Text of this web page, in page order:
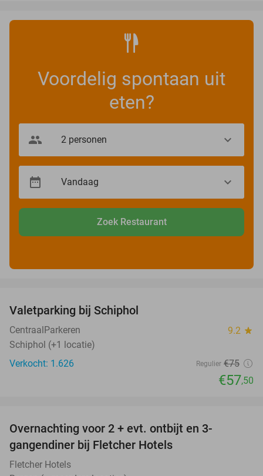
Voordelig spontaan uit
eten?
Zoek Restaurant
Valetparking bij Schiphol
CentraalParkeren 9.2 star
Schiphol (+1 locatie)
Verkocht: 1.626
Regulier €75
€57,50
Overnachting voor 2 + evt. ontbijt en 3-
gangendiner bij Fletcher Hotels
Fletcher Hotels